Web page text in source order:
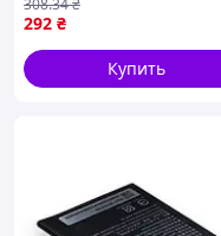
292 ₴
308.34₴
Купить